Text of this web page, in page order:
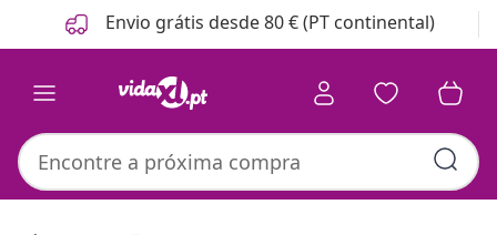
Anterior
Seguinte Envio grátis desde 80 € (PT continental)